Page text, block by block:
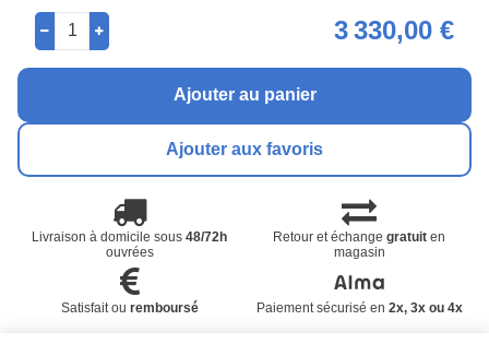
3 330,00 €
Ajouter au panier
Ajouter aux favoris
Livraison à domicile sous48/72h
ouvrées
Retour et échangegratuit en
magasin
Satisfait ou remboursé Paiement sécurisé en 2x, 3x ou 4x